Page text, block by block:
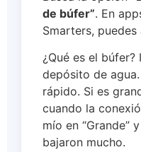
de búfer”. En
Smarters, puedes
¿Qué es el
depósito de
rápido. Si es
cuando la
mío en “Grande”
bajaron mucho.